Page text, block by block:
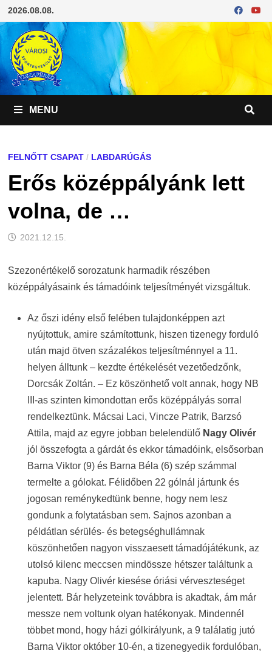
Skip
to
content
2026.08.08.
MENU
FELNŐTT CSAPAT/ LABDARÚGÁS
Erős középpályánk lett
volna, de …
2021.12.15.
Szezonértékelő sorozatunk harmadik részében
középpályásaink és támadóink teljesítményét vizsgáltuk.
Az őszi idény első felében tulajdonképpen azt
nyújtottuk, amire számítottunk, hiszen tizenegy forduló
után majd ötven százalékos teljesítménnyel a 11.
helyen álltunk – kezdte értékelését vezetőedzőnk,
Dorcsák Zoltán. – Ez köszönhető volt annak, hogy NB
III-as szinten kimondottan erős középpályás sorral
rendelkeztünk. Mácsai Laci, Vincze Patrik, Barzsó
Attila, majd az egyre jobban belelendülő Nagy Olivér
jól összefogta a gárdát és ekkor támadóink, elsősorban
Barna Viktor (9) és Barna Béla (6) szép számmal
termelte a gólokat. Félidőben 22 gólnál jártunk és
jogosan reménykedtünk benne, hogy nem lesz
gondunk a folytatásban sem. Sajnos azonban a
példátlan sérülés- és betegséghullámnak
köszönhetően nagyon visszaesett támadójátékunk, az
utolsó kilenc meccsen mindössze hétszer találtunk a
kapuba. Nagy Olivér kiesése óriási vérveszteséget
jelentett. Bár helyzeteink továbbra is akadtak, ám már
messze nem voltunk olyan hatékonyak. Mindennél
többet mond, hogy házi gólkirályunk, a 9 találatig jutó
Barna Viktor október 10-én, a tizenegyedik fordulóban,